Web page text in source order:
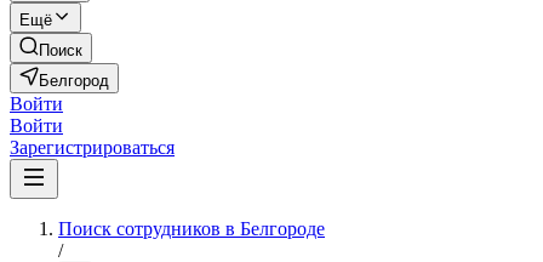
Ещё
Поиск
Белгород
Войти
Войти
Зарегистрироваться
Поиск сотрудников в Белгороде
/